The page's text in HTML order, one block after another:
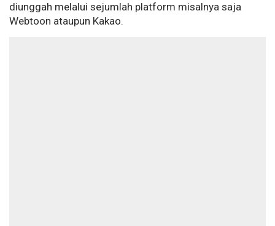
diunggah melalui sejumlah platform misalnya saja
Webtoon ataupun Kakao.